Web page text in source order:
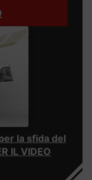
la sfida del
IL VIDEO